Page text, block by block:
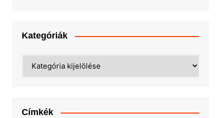
Kategóriák
Címkék